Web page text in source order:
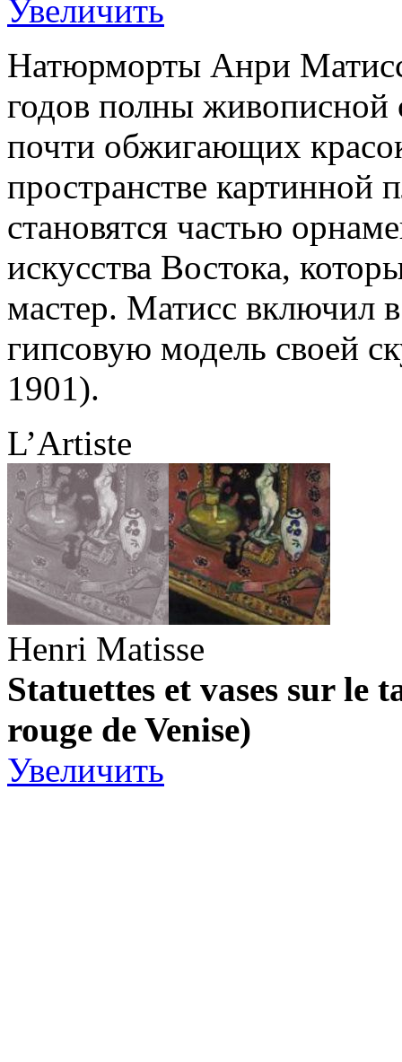
Увеличить
Натюрморты Анри
годов полны живописной
почти обжигающих
пространстве картинной
становятся частью
искусства Востока,
мастер. Матисс включил
гипсовую модель своей
1901).
L’Artiste
Henri Matisse
Statuettes et vases sur le
rouge de Venise)
Увеличить